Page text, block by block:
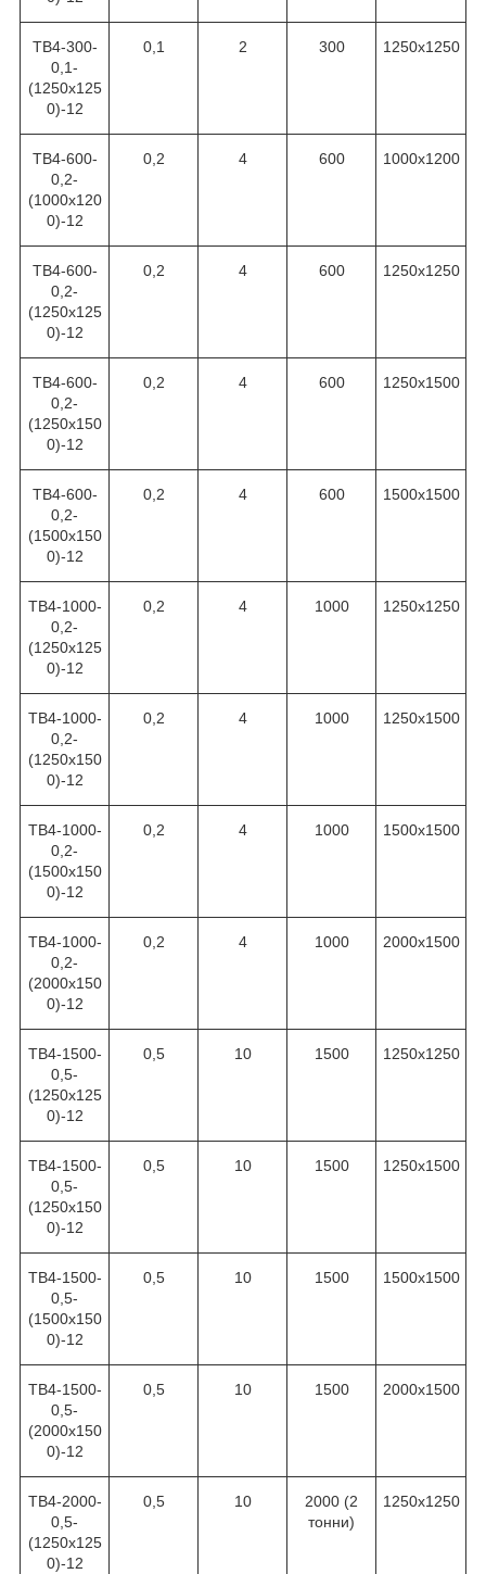
ТВ4-300-
0,1-
(1250х125
0)-12
0,1 2 300 1250х1250
ТВ4-600-
0,2-
(1000х120
0)-12
0,2 4 600 1000х1200
ТВ4-600-
0,2-
(1250х125
0)-12
0,2 4 600 1250х1250
ТВ4-600-
0,2-
(1250х150
0)-12
0,2 4 600 1250х1500
ТВ4-600-
0,2-
(1500х150
0)-12
0,2 4 600 1500х1500
ТВ4-1000-
0,2-
(1250х125
0)-12
0,2 4 1000 1250х1250
ТВ4-1000-
0,2-
(1250х150
0)-12
0,2 4 1000 1250х1500
ТВ4-1000-
0,2-
(1500х150
0)-12
0,2 4 1000 1500х1500
ТВ4-1000-
0,2-
(2000х150
0)-12
0,2 4 1000 2000х1500
ТВ4-1500-
0,5-
(1250х125
0)-12
0,5 10 1500 1250х1250
ТВ4-1500-
0,5-
(1250х150
0)-12
0,5 10 1500 1250х1500
ТВ4-1500-
0,5-
(1500х150
0)-12
0,5 10 1500 1500х1500
ТВ4-1500-
0,5-
(2000х150
0)-12
0,5 10 1500 2000х1500
ТВ4-2000-
0,5-
(1250х125
0)-12
0,5 10
2000 (2
тонни)
1250х1250